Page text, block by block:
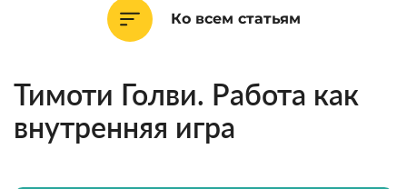
Ко всем статьям
Тимоти Голви. Работа как
внутренняя игра